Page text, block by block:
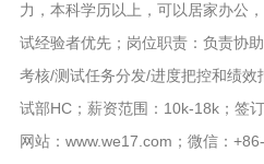
力，本科学历以上，可以居家办公
试经验者优先；岗位职责：负责协
考核/测试任务分发/进度把控和绩效
试部HC；薪资范围：10k-18k；签
网站：www.we17.com；微信：